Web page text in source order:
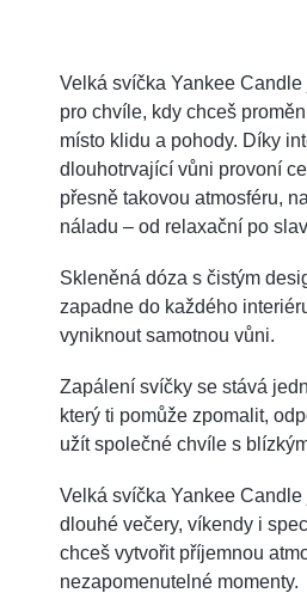
Velká svíčka Yankee
pro chvíle, kdy chceš
místo klidu a pohody. Díky
dlouhotrvající vůni provoní
přesně takovou atmosféru,
náladu – od relaxační po
Skleněná dóza s čistým
zapadne do každého
vyniknout samotnou vůni.
Zapálení svíčky se stává
který ti pomůže zpomalit,
užít společné chvíle s
Velká svíčka Yankee
dlouhé večery, víkendy i
chceš vytvořit příjemnou
nezapomenutelné momenty.